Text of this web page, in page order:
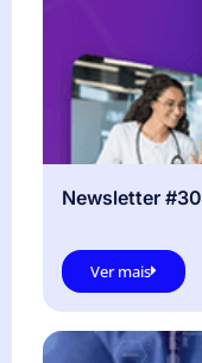
Newsletter #30
Ver mais